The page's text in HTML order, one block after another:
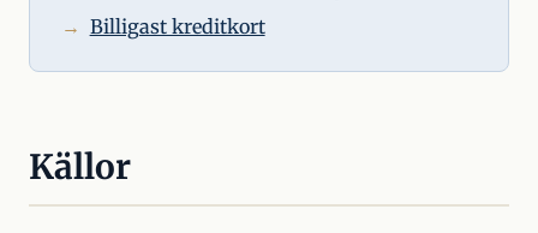
Billigast kreditkort
Källor